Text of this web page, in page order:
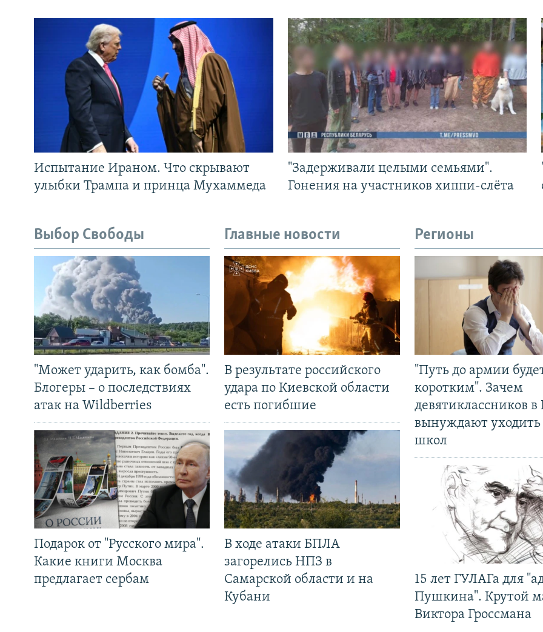
Испытание Ираном. Что скрывают
улыбки Трампа и принца Мухаммеда
"Задерживали целыми семьями".
Гонения на участников хиппи-слёта
Выбор Свободы
"Может ударить, как бомба".
Блогеры – о последствиях
атак на Wildberries
Подарок от "Русского мира".
Какие книги Москва
предлагает сербам
Главные новости
В результате российского
удара по Киевской области
есть погибшие
В ходе атаки БПЛА
загорелись НПЗ в
Самарской области и на
Кубани
Регионы
"Путь до армии
коротким". Зачем
девятиклассников в
вынуждают уходить
школ
15 лет ГУЛАГа для
Пушкина". Крутой
Виктора Гроссмана